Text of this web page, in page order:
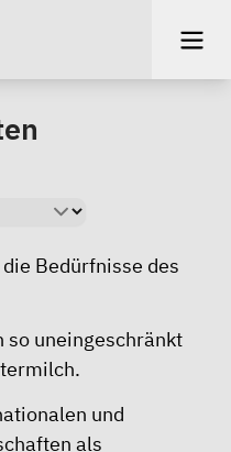
Bedürfnisse des
so uneingeschränkt
und
als